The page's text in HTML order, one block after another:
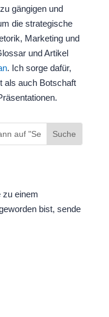
gängigen und
die strategische
Marketing und
und Artikel
. Ich sorge dafür,
als auch Botschaft
zu einem
bist, sende